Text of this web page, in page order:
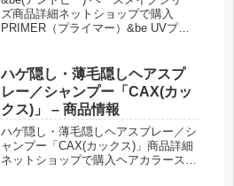
ズ商品詳細ネットショップで購入
PRIMER（プライマー）&be UVプラ
ョンカラー：ベージュ／ライトベージ
ュ／オークルベージ...
ハゲ隠し・薄毛隠しヘアスプ
レー／シャンプー「CAX(カッ
クス)」 – 商品情報
ハゲ隠し・薄毛隠しヘアスプレー／シ
ャンプー「CAX(カックス)」商品詳細
ネットショップで購入ヘアカラースプ